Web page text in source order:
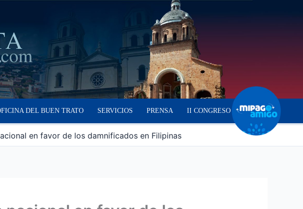
DEL BUEN TRATO SERVICIOS PRENSA II CONGRESO
en favor de los damnificados en Filipinas